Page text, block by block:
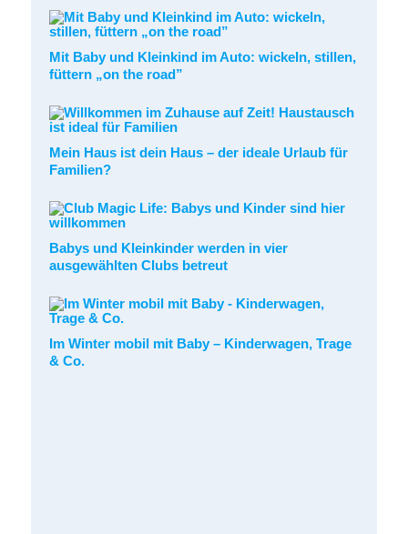
Mit Baby und Kleinkind im Auto: wickeln, stillen,
füttern „on the road”
Mein Haus ist dein Haus – der ideale Urlaub für
Familien?
Babys und Kleinkinder werden in vier
ausgewählten Clubs betreut
Im Winter mobil mit Baby – Kinderwagen, Trage
& Co.